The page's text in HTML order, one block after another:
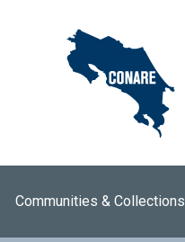
Communities & Collections